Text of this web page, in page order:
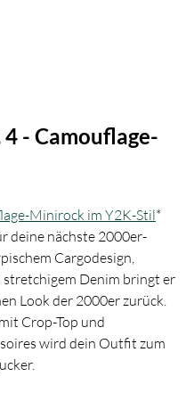
- Camouflage-
Minirock im Y2K-Stil*
deine nächste 2000er-
Cargodesign,
stretchigem Denim bringt er
Look der 2000er zurück.
Crop-Top und
wird dein Outfit zum